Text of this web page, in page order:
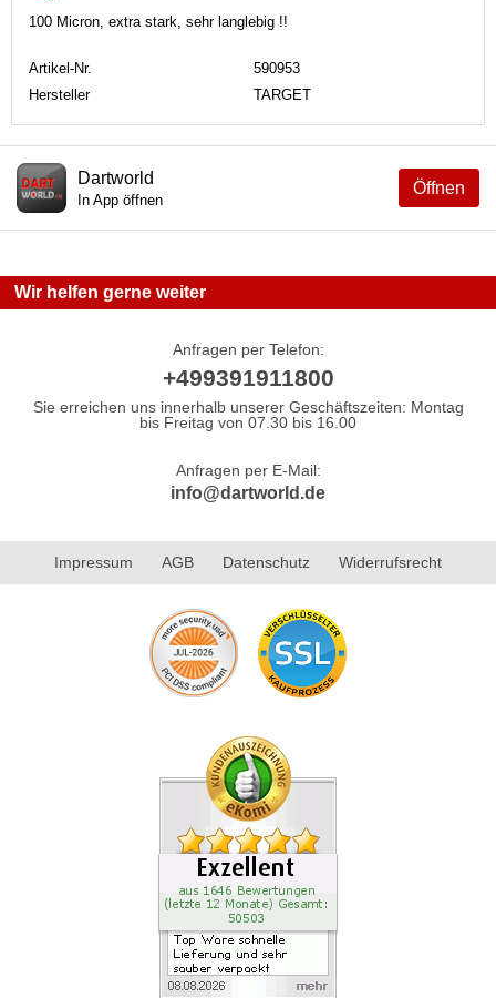
100 Micron, extra stark, sehr langlebig !!
Artikel-Nr.
590953
Hersteller
TARGET
Öffnen
Dartworld
In App öffnen
Wir helfen gerne weiter
Anfragen per Telefon:
+499391911800
Sie erreichen uns innerhalb unserer Geschäftszeiten: Montag
bis Freitag von 07.30 bis 16.00
Anfragen per E-Mail:
info@dartworld.de
Impressum AGB Datenschutz Widerrufsrecht